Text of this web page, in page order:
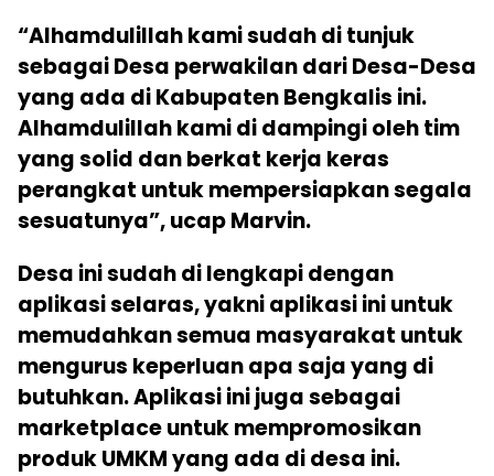
“Alhamdulillah kami sudah di tunjuk
sebagai Desa perwakilan dari Desa-Desa
yang ada di Kabupaten Bengkalis ini.
Alhamdulillah kami di dampingi oleh tim
yang solid dan berkat kerja keras
perangkat untuk mempersiapkan segala
sesuatunya”, ucap Marvin.
Desa ini sudah di lengkapi dengan
aplikasi selaras, yakni aplikasi ini untuk
memudahkan semua masyarakat untuk
mengurus keperluan apa saja yang di
butuhkan. Aplikasi ini juga sebagai
marketplace untuk mempromosikan
produk UMKM yang ada di desa ini.